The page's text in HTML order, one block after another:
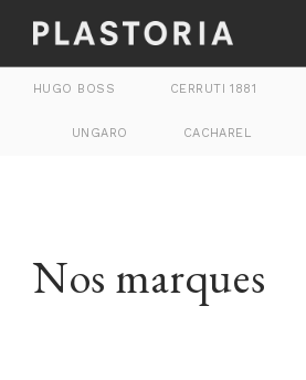
HUGO BOSS CERRUTI 1881
UNGARO CACHAREL
Nos marques